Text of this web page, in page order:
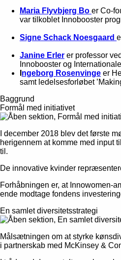
Maria Flyvbjerg Bo er Co-
var tilkoblet Innobooster
Signe Schack Noesgaard
Janine Erler er professor
Innobooster og
ngeborg Rosenvinge er
samt ledelsesforløbet
Baggrund
Formål med initiativet
I december 2018 blev det første
herigennem at komme med input
til.
De innovative kvinder
Forhåbningen er, at Innowomen-
ende modtage fondens
En samlet diversitetsstrategi
Målsætningen om at styrke
i partnerskab med McKinsey &